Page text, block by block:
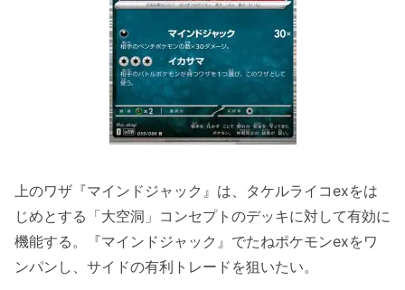
上のワザ『マインドジャック』は、タケルライコexをは
じめとする「大空洞」コンセプトのデッキに対して有効に
機能する。『マインドジャック』でたねポケモンexをワ
ンパンし、サイドの有利トレードを狙いたい。